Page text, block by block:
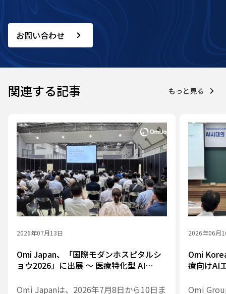
お問い合わせ
関連する記事 もっと見る
2026年07月13日
Omi Japan、「国際モダンホスピタルシ
ョウ2026」に出展 ～ 医療特化型 AI
800名超が来場
Omi Japanは、2026年7月8日から10日ま
2026年06月
Omi
療向けAI
軸に
Omi